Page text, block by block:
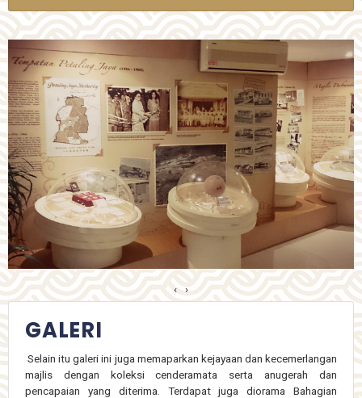
‹ ›
GALERI
Selain itu galeri ini juga memaparkan kejayaan dan kecemerlangan
majlis dengan koleksi cenderamata serta anugerah dan
pencapaian yang diterima. Terdapat juga diorama Bahagian